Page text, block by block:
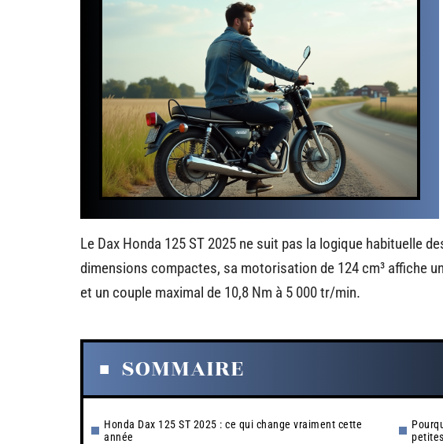
Le Dax Honda 125 ST 2025 ne suit pas la logique habituelle
dimensions compactes, sa motorisation de 124 cm³ affiche
et un couple maximal de 10,8 Nm à 5 000 tr/min.
SOMMAIRE
Honda Dax 125 ST 2025 : ce qui change vraiment cette
année